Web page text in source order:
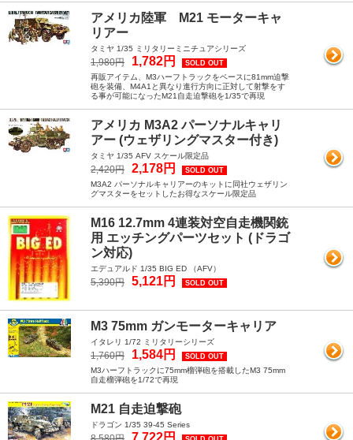
アメリカ陸軍 M21 モーターキャ
リアー
タミヤ 1/35 ミリタリーミニチュアシリーズ
1,980円 1,782円 SOLD OUT
再販アイテム、M3ハーフトラックをベースに81mm迫撃
砲を装備、M4A1と異なり進行方向に正対して射撃をす
る事が可能になったM21自走迫撃砲を1/35で再現
アメリカ M3A2 パーソナルキャリ
アー (ウェザリングマスター付き)
タミヤ 1/35 AFV スケール限定品
2,420円 2,178円 SOLD OUT
M3A2 パーソナルキャリアーのキットに同社ウェザリン
グマスターをセットしたお得なスケール限定品
M16 12.7mm 4連装対空自走機関銃
用 エッチングパーツセット (ドラゴ
ン対応)
エデュアルド 1/35 BIG ED （AFV）
5,390円 5,121円 SOLD OUT
M3 75mm ガンモーターキャリア
イタレリ 1/72 ミリタリーシリーズ
1,760円 1,584円 SOLD OUT
M3ハーフトラックに75mm榴弾砲を搭載したM3 75mm
自走榴弾砲を1/72で再現
M21 自走迫撃砲
ドラゴン 1/35 39-45 Series
7,722円